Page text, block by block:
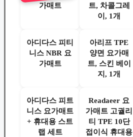
가매트
트, 차콜그레
이, 1개
아디다스 피티
니스 NBR 요
가매트
아리프 TPE
양면 요가매
트, 스킨 베이
지, 1개
아디다스 피트
니스 요가매트
+ 휴대용 스트
랩 세트
Readaeer 요
가매트 고궐리
티 TPE 10단
접이식 휴대용